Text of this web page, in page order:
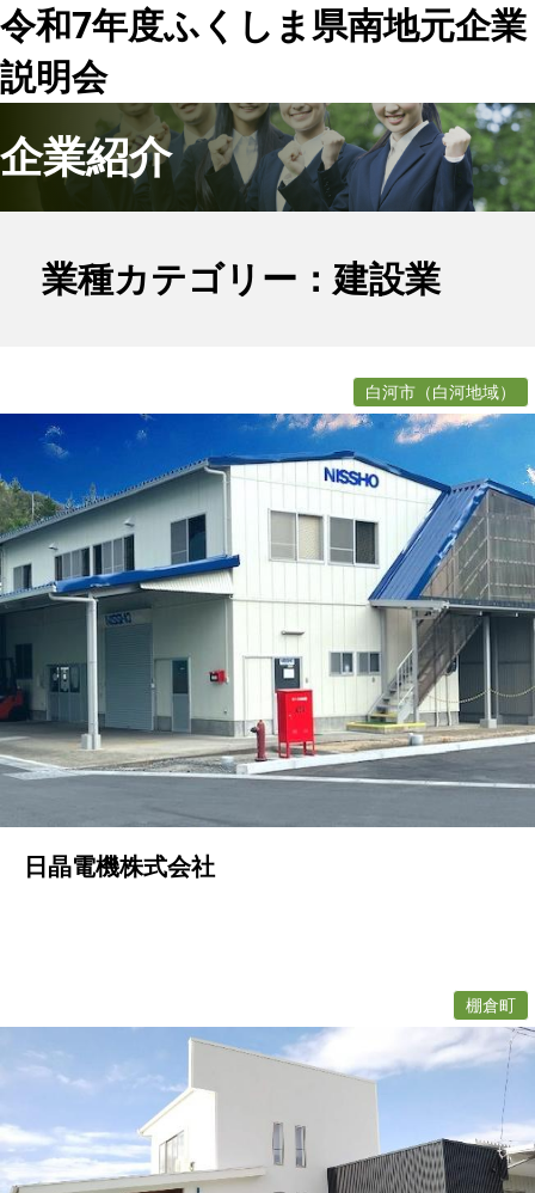
令和7年度ふくしま県南地元企業
説明会
企業紹介
業種カテゴリー：建設業
白河市（白河地域）
日晶電機株式会社
棚倉町